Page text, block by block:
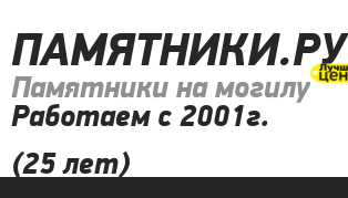
ПАМЯТНИКИ.РУ
Памятники на могилу
Работаем с 2001г.
(25 лет)